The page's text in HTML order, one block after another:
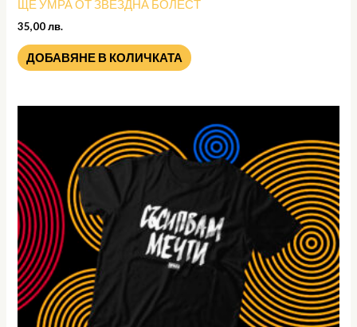
ЩЕ УМРА ОТ ЗВЕЗДНА БОЛЕСТ
35,00лв.
ДОБАВЯНЕ В КОЛИЧКАТА